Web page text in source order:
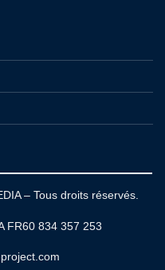
– Tous droits réservés.
FR60 834 357 253